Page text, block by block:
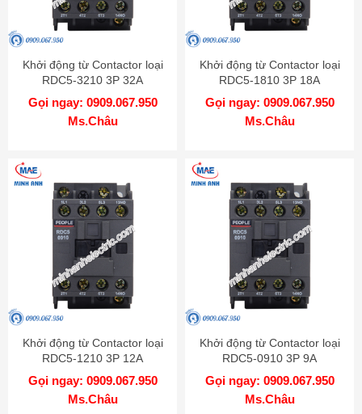
Khởi động từ Contactor loại
RDC5-3210 3P 32A
Gọi ngay: 0909.067.950
Ms.Châu
Khởi động từ Contactor loại
RDC5-1810 3P 18A
Gọi ngay: 0909.067.950
Ms.Châu
Khởi động từ Contactor loại
RDC5-1210 3P 12A
Gọi ngay: 0909.067.950
Ms.Châu
Khởi động từ Contactor loại
RDC5-0910 3P 9A
Gọi ngay: 0909.067.950
Ms.Châu